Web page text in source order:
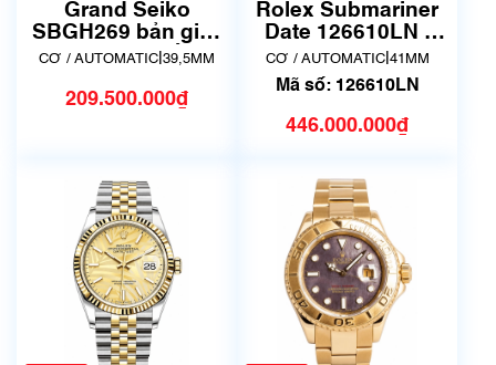
sử dụng nhưng rất đẹp,
không có xước)
Grand Seiko
SBGH269 bản giới
hạn 900 chiếc -
CƠ / AUTOMATIC 39,5MM
209.500.000₫
chưa qua sử dụng)
Rolex Submariner
Date 126610LN |
New Fullbox
CƠ / AUTOMATIC| 41MM
Mã số: 126610LN
446.000.000₫